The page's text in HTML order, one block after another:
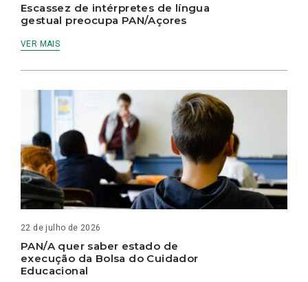
Escassez de intérpretes de língua
gestual preocupa PAN/Açores
VER MAIS
22 de julho de 2026
PAN/A quer saber estado de
execução da Bolsa do Cuidador
Educacional